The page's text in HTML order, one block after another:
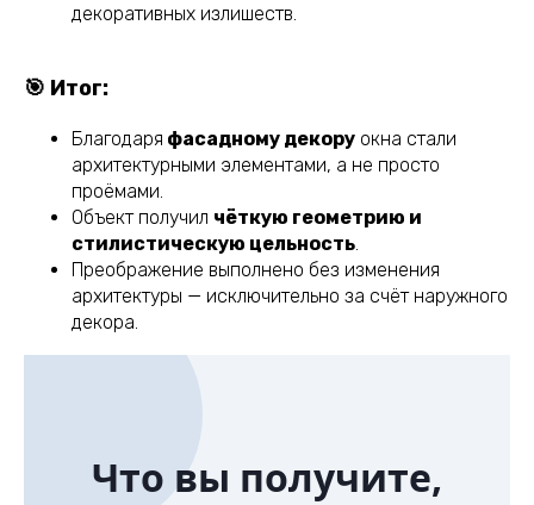
декоративных излишеств.
🎯 Итог:
Благодаря фасадному декору окна стали
архитектурными элементами, а не просто
проёмами.
Объект получил чёткую геометрию и
стилистическую цельность.
Преображение выполнено без изменения
архитектуры — исключительно за счёт наружного
декора.
Что вы получите,